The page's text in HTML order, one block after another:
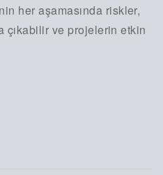
her aşamasında riskler,
çıkabilir ve projelerin etkin